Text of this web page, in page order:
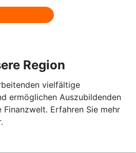
Region
vielfältige
ermöglichen Auszubildenden
Erfahren Sie mehr